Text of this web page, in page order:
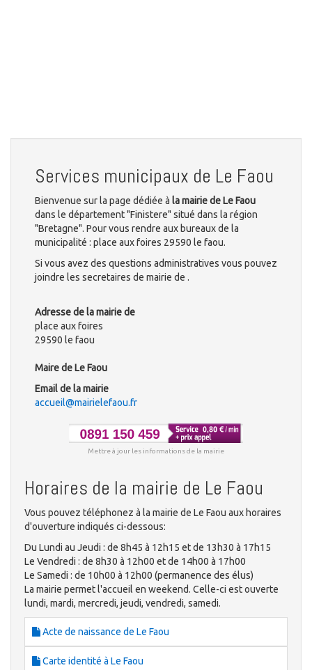
Services municipaux de Le Faou
Bienvenue sur la page dédiée à la mairie de Le Faou
dans le département "Finistere" situé dans la région
"Bretagne". Pour vous rendre aux bureaux de la
municipalité : place aux foires 29590 le faou.
Si vous avez des questions administratives vous pouvez
joindre les secretaires de mairie de .
Adresse de la mairie de
place aux foires
29590 le faou
Maire de Le Faou
Email de la mairie
accueil@mairielefaou.fr
Mettre à jour les informations de la mairie
Horaires de la mairie de Le Faou
Vous pouvez téléphonez à la mairie de Le Faou aux horaires
d'ouverture indiqués ci-dessous:
Du Lundi au Jeudi : de 8h45 à 12h15 et de 13h30 à 17h15
Le Vendredi : de 8h30 à 12h00 et de 14h00 à 17h00
Le Samedi : de 10h00 à 12h00 (permanence des élus)
La mairie permet l'accueil en weekend. Celle-ci est ouverte
lundi, mardi, mercredi, jeudi, vendredi, samedi.
Acte de naissance de Le Faou
Carte identité à Le Faou